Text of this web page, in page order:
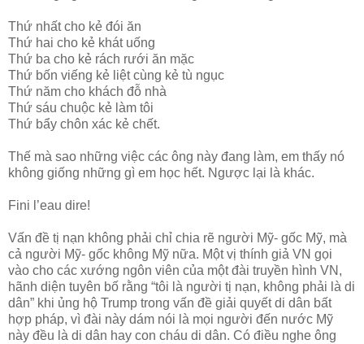
Thứ nhất cho kẻ đói ăn
Thứ hai cho kẻ khát uống
Thứ ba cho kẻ rách rưới ăn mặc
Thứ bốn viếng kẻ liệt cùng kẻ tù ngục
Thứ năm cho khách đỗ nhà
Thứ sáu chuộc kẻ làm tôi
Thứ bẩy chôn xác kẻ chết.
Thế mà sao những việc các ông này đang làm, em thấy nó
không giống những gì em học hết. Ngược lại là khác.
Fini l’eau dire!
Vấn đề tị nạn không phải chỉ chia rẽ người Mỹ- gốc Mỹ, mà
cả người Mỹ- gốc không Mỹ nữa. Một vị thính giả VN gọi
vào cho các xướng ngôn viên của một đài truyền hình VN,
hãnh diện tuyên bố rằng “tôi là người tị nạn, không phải là di
dân” khi ủng hộ Trump trong vấn đề giải quyết di dân bất
hợp pháp, vì đài này dám nói là mọi người đến nước Mỹ
này đều là di dân hay con cháu di dân. Có điều nghe ông